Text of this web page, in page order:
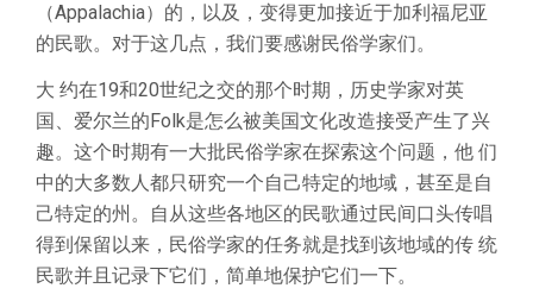
（Appalachia）的，以及，变得更加接近于加利福尼亚
的民歌。对于这几点，我们要感谢民俗学家们。
大 约在19和20世纪之交的那个时期，历史学家对英
国、爱尔兰的Folk是怎么被美国文化改造接受产生了兴
趣。这个时期有一大批民俗学家在探索这个问题，他 们
中的大多数人都只研究一个自己特定的地域，甚至是自
己特定的州。自从这些各地区的民歌通过民间口头传唱
得到保留以来，民俗学家的任务就是找到该地域的传 统
民歌并且记录下它们，简单地保护它们一下。